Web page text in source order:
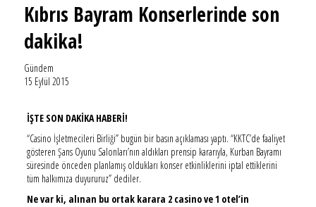
Kıbrıs Bayram Konserlerinde son
dakika!
Gündem
15 Eylül 2015
İŞTE SON DAKİKA HABERİ!
“Casino İşletmecileri Birliği” bugün bir basın açıklaması yaptı. “KKTC’de faaliyet
gösteren Şans Oyunu Salonları’nın aldıkları prensip kararıyla, Kurban Bayramı
süresinde önceden planlamış oldukları konser etkinliklerini iptal ettiklerini
tüm halkımıza duyururuz” dediler.
Ne var ki, alınan bu ortak karara 2 casino ve 1 otel’in